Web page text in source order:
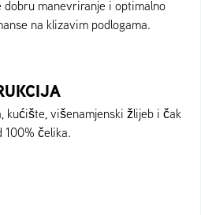
manevriranje i optimalno
na klizavim podlogama.
kućište, višenamjenski žlijeb i čak
100% čelika.